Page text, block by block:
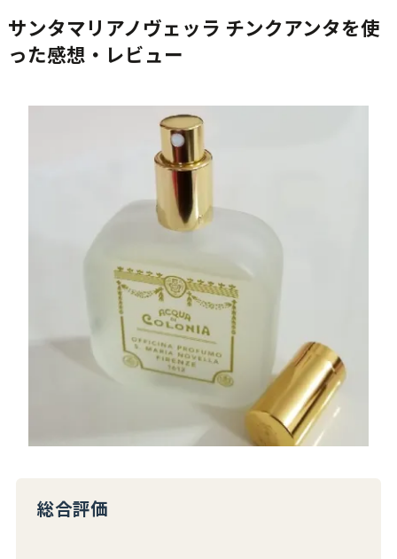
サンタマリアノヴェッラ チンクアンタを使
った感想・レビュー
総合評価